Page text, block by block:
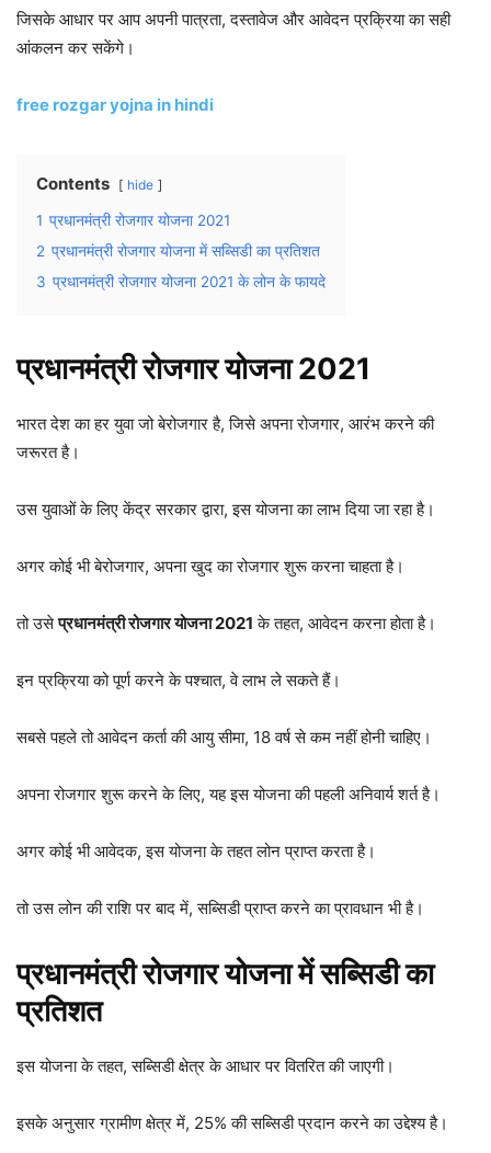
जिसके आधार पर आप अपनी पात्रता, दस्तावेज और आवेदन प्रक्रिया का सही
आंकलन कर सकेंगे।
free rozgar yojna in hindi
Contents hide
1 प्रधानमंत्री रोजगार योजना 2021
2 प्रधानमंत्री रोजगार योजना में सब्सिडी का प्रतिशत
3 प्रधानमंत्री रोजगार योजना 2021 के लोन के फायदे
प्रधानमंत्री रोजगार योजना 2021
भारत देश का हर युवा जो बेरोजगार है, जिसे अपना रोजगार, आरंभ करने की
जरूरत है।
उस युवाओं के लिए केंद्र सरकार द्वारा, इस योजना का लाभ दिया जा रहा है।
अगर कोई भी बेरोजगार, अपना खुद का रोजगार शुरू करना चाहता है।
तो उसेप्रधानमंत्री रोजगार योजना 2021 के तहत, आवेदन करना होता है।
इन प्रक्रिया को पूर्ण करने के पश्चात, वे लाभ ले सकते हैं।
सबसे पहले तो आवेदन कर्ता की आयु सीमा, 18 वर्ष से कम नहीं होनी चाहिए।
अपना रोजगार शुरू करने के लिए, यह इस योजना की पहली अनिवार्य शर्त है।
अगर कोई भी आवेदक, इस योजना के तहत लोन प्राप्त करता है।
तो उस लोन की राशि पर बाद में, सब्सिडी प्राप्त करने का प्रावधान भी है।
प्रधानमंत्री रोजगार योजना में सब्सिडी का
प्रतिशत
इस योजना के तहत, सब्सिडी क्षेत्र के आधार पर वितरित की जाएगी।
इसके अनुसार ग्रामीण क्षेत्र में, 25% की सब्सिडी प्रदान करने का उद्देश्य है।